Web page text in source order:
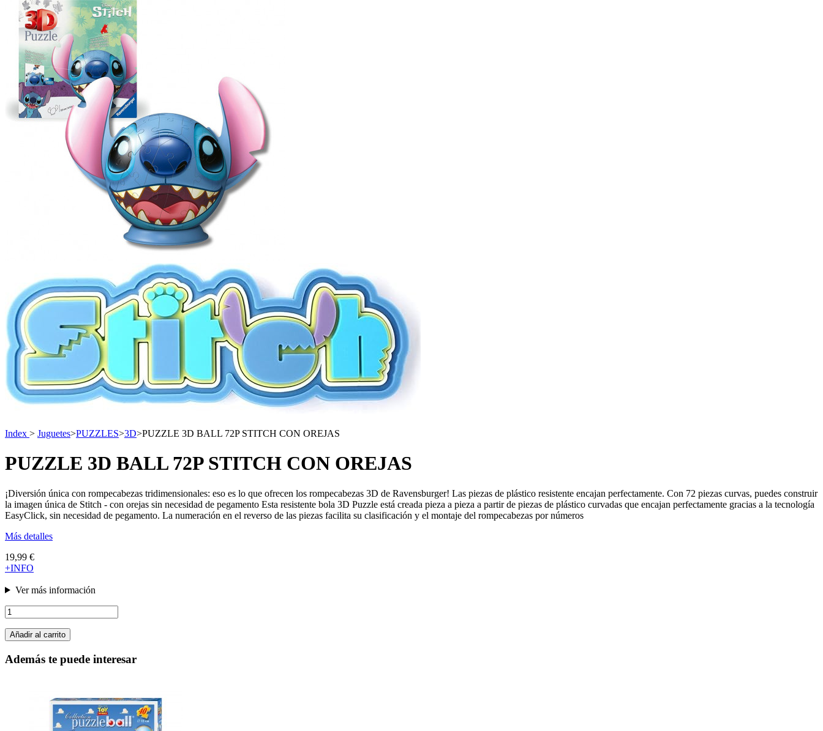
Index > Juguetes>PUZZLES>3D>PUZZLE 3D BALL 72P STITCH CON OREJAS
PUZZLE 3D BALL 72P STITCH CON OREJAS
¡Diversión única con rompecabezas tridimensionales: eso es lo que ofrecen los rompecabezas 3D de Ravensburger! Las piezas de plástico resistente encajan perfectamente. Con 72 piezas curvas, puedes construir
la imagen única de Stitch - con orejas sin necesidad de pegamento Esta resistente bola 3D Puzzle está creada pieza a pieza a partir de piezas de plástico curvadas que encajan perfectamente gracias a la tecnología
EasyClick, sin necesidad de pegamento. La numeración en el reverso de las piezas facilita su clasificación y el montaje del rompecabezas por números
Más detalles
19,99 €
+INFO
Ver más información
Añadir al carrito
Además te puede interesar